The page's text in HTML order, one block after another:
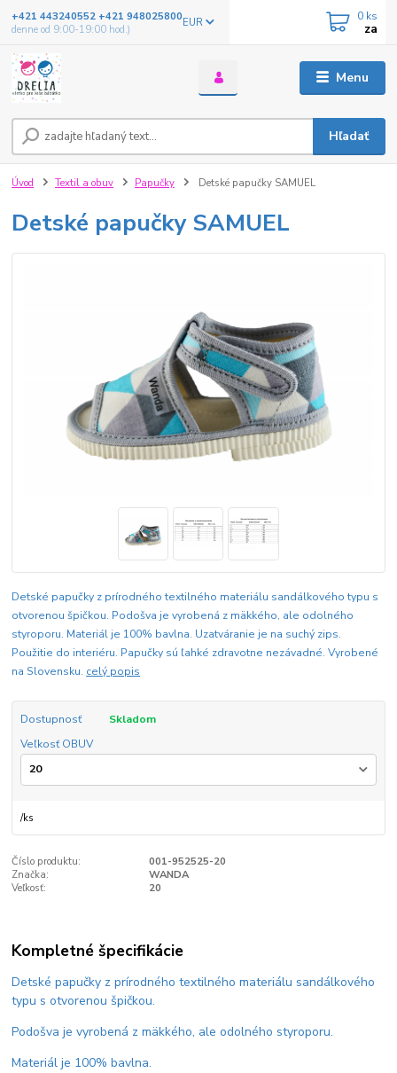
Menu
EUR
Hľadať
+421 443240552 +421 948025800
denne od 9:00-19:00 hod.)
0 ks
za
Úvod Textil a obuv Papučky Detské papučky SAMUEL
Detské papučky SAMUEL
Detské papučky z prírodného textilného materiálu sandálkového typu s
otvorenou špičkou. Podošva je vyrobená z mäkkého, ale odolného
styroporu. Materiál je 100% bavlna. Uzatváranie je na suchý zips.
Použitie do interiéru. Papučky sú ľahké zdravotne nezávadné. Vyrobené
na Slovensku. celý popis
Dostupnosť
Skladom
Veľkosť OBUV
/ks
Číslo produktu:
001-952525-20
Značka:
WANDA
Veľkosť:
20
Kompletné špecifikácie
Detské papučky z prírodného textilného materiálu sandálkového
typu s otvorenou špičkou.
Podošva je vyrobená z mäkkého, ale odolného styroporu.
Materiál je 100% bavlna.